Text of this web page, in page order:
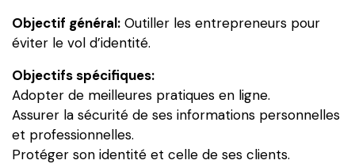
Objectif général: Outiller les entrepreneurs pour
éviter le vol d’identité.
Objectifs spécifiques:
Adopter de meilleures pratiques en ligne.
Assurer la sécurité de ses informations personnelles
et professionnelles.
Protéger son identité et celle de ses clients.